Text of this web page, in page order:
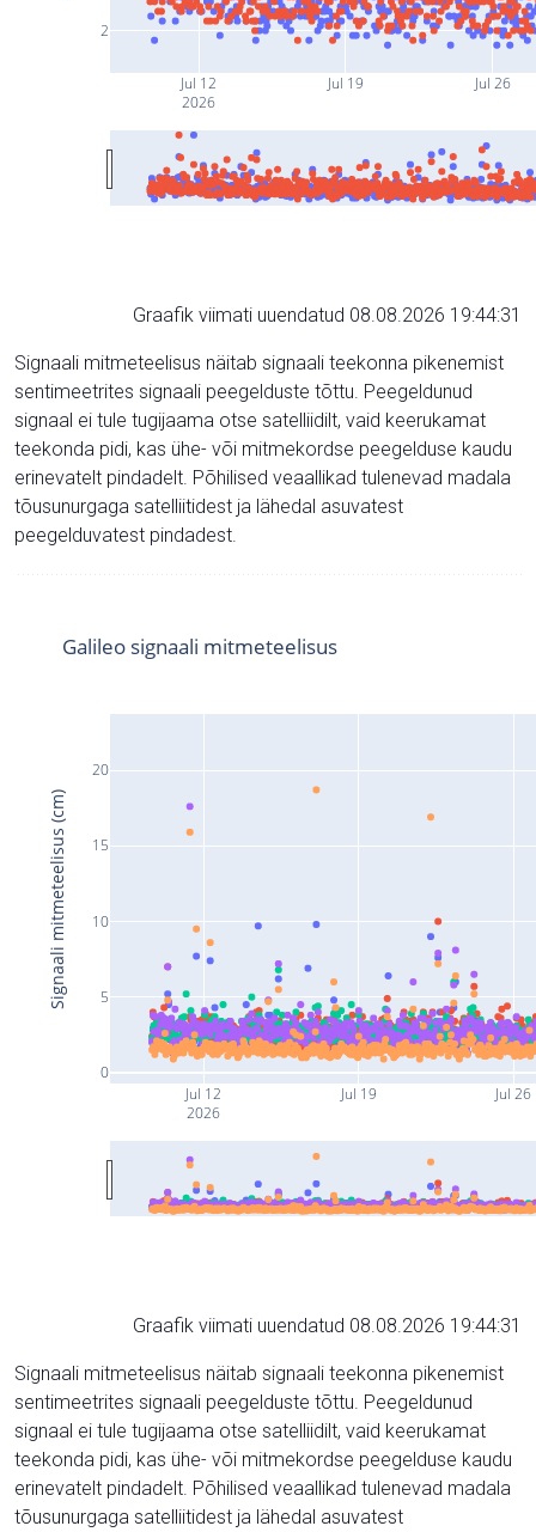
Jul 12
2026
Jul 19 Jul 26
2
Graafik viimati uuendatud 08.08.2026 19:44:31
Signaali mitmeteelisus näitab signaali teekonna pikenemist
sentimeetrites signaali peegelduste tõttu. Peegeldunud
signaal ei tule tugijaama otse satelliidilt, vaid keerukamat
teekonda pidi, kas ühe- või mitmekordse peegelduse kaudu
erinevatelt pindadelt. Põhilised veaallikad tulenevad madala
tõusunurgaga satelliitidest ja lähedal asuvatest
peegelduvatest pindadest.
Jul 12
2026
Jul 19 Jul 26
0
5
10
15
20
Galileo signaali mitmeteelisus
Signaali mitmeteelisus (cm)
Graafik viimati uuendatud 08.08.2026 19:44:31
Signaali mitmeteelisus näitab signaali teekonna pikenemist
sentimeetrites signaali peegelduste tõttu. Peegeldunud
signaal ei tule tugijaama otse satelliidilt, vaid keerukamat
teekonda pidi, kas ühe- või mitmekordse peegelduse kaudu
erinevatelt pindadelt. Põhilised veaallikad tulenevad madala
tõusunurgaga satelliitidest ja lähedal asuvatest